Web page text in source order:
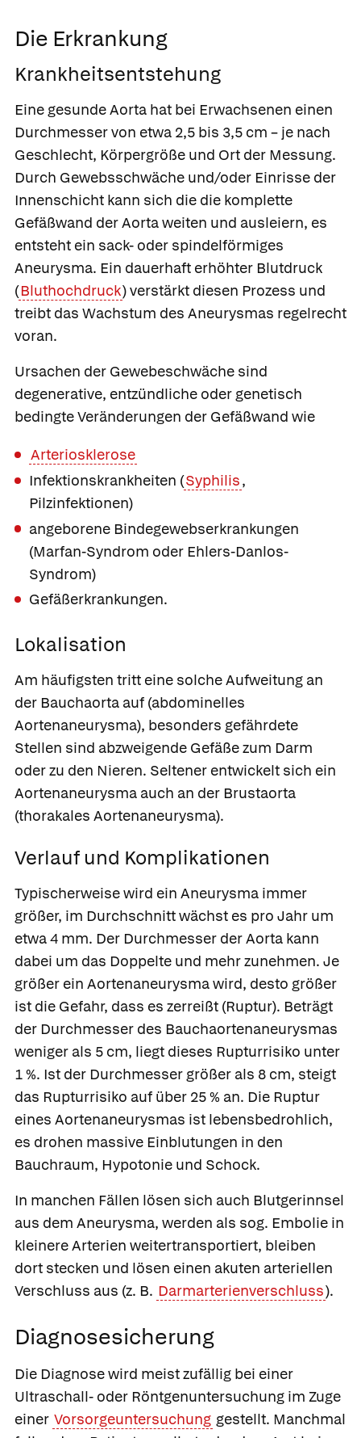
Die Erkrankung
Krankheitsentstehung
Eine gesunde Aorta hat bei Erwachsenen einen
Durchmesser von etwa 2,5 bis 3,5 cm – je nach
Geschlecht, Körpergröße und Ort der Messung.
Durch Gewebsschwäche und/oder Einrisse der
Innenschicht kann sich die die komplette
Gefäßwand der Aorta weiten und ausleiern, es
entsteht ein sack- oder spindelförmiges
Aneurysma. Ein dauerhaft erhöhter Blutdruck
(Bluthochdruck) verstärkt diesen Prozess und
treibt das Wachstum des Aneurysmas regelrecht
voran.
Ursachen der Gewebeschwäche sind
degenerative, entzündliche oder genetisch
bedingte Veränderungen der Gefäßwand wie
Arteriosklerose
Infektionskrankheiten (Syphilis,
Pilzinfektionen)
angeborene Bindegewebserkrankungen
(Marfan-Syndrom oder Ehlers-Danlos-
Syndrom)
Gefäßerkrankungen.
Lokalisation
Am häufigsten tritt eine solche Aufweitung an
der Bauchaorta auf (abdominelles
Aortenaneurysma), besonders gefährdete
Stellen sind abzweigende Gefäße zum Darm
oder zu den Nieren. Seltener entwickelt sich ein
Aortenaneurysma auch an der Brustaorta
(thorakales Aortenaneurysma).
Verlauf und Komplikationen
Typischerweise wird ein Aneurysma immer
größer, im Durchschnitt wächst es pro Jahr um
etwa 4 mm. Der Durchmesser der Aorta kann
dabei um das Doppelte und mehr zunehmen. Je
größer ein Aortenaneurysma wird, desto größer
ist die Gefahr, dass es zerreißt (Ruptur). Beträgt
der Durchmesser des Bauchaortenaneurysmas
weniger als 5 cm, liegt dieses Rupturrisiko unter
1 %. Ist der Durchmesser größer als 8 cm, steigt
das Rupturrisiko auf über 25 % an. Die Ruptur
eines Aortenaneurysmas ist lebensbedrohlich,
es drohen massive Einblutungen in den
Bauchraum, Hypotonie und Schock.
In manchen Fällen lösen sich auch Blutgerinnsel
aus dem Aneurysma, werden als sog. Embolie in
kleinere Arterien weitertransportiert, bleiben
dort stecken und lösen einen akuten arteriellen
Verschluss aus (z. B. Darmarterienverschluss).
Diagnosesicherung
Die Diagnose wird meist zufällig bei einer
Ultraschall- oder Röntgenuntersuchung im Zuge
einer Vorsorgeuntersuchung gestellt. Manchmal